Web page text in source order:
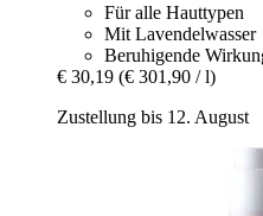
Für alle Hauttypen
Mit Lavendelwasser
Beruhigende
€ 30,19 (€ 301,90 / l)
Zustellung bis 12. August